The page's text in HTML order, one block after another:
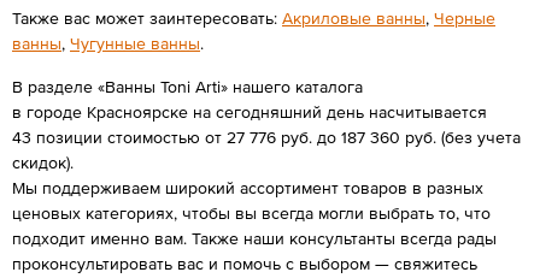
Также вас может заинтересовать: Акриловые ванны, Черные
ванны, Чугунные ванны.
В разделе «Ванны Toni Arti» нашего каталога
в городе Красноярске на сегодняшний день насчитывается
43 позиции стоимостью от 27 776 руб. до 187 360 руб. (без учета
скидок).
Мы поддерживаем широкий ассортимент товаров в разных
ценовых категориях, чтобы вы всегда могли выбрать то, что
подходит именно вам. Также наши консультанты всегда рады
проконсультировать вас и помочь с выбором — свяжитесь